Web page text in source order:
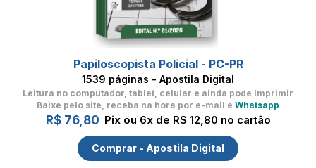
Papiloscopista Policial - PC-PR
1539 páginas - Apostila Digital
Leitura no computador, tablet, celular e ainda pode imprimir
Baixe pelo site, receba na hora por e-mail e Whatsapp
R$ 76,80 Pix ou 6x de R$ 12,80 no cartão
Comprar - Apostila Digital